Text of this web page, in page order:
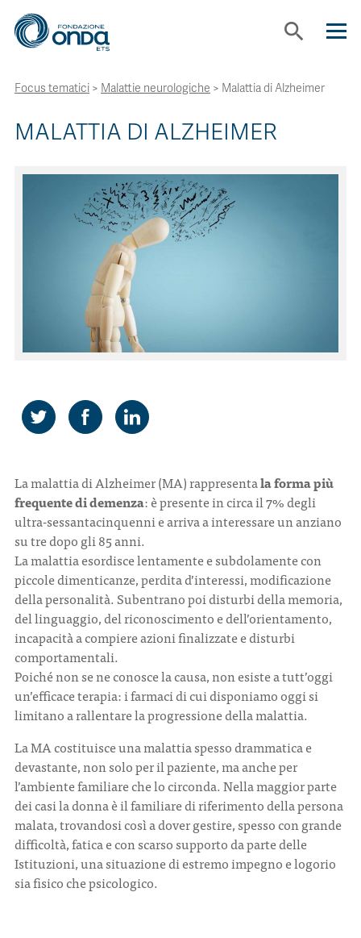
search
CHI SIAMO
NEWS
CONTATTI
ITA ENG
Focus tematici > Malattie neurologiche > Malattia di Alzheimer
MALATTIA DI ALZHEIMER
La malattia di Alzheimer (MA) rappresentala forma più
frequente di demenza: è presente in circa il 7% degli
ultra-sessantacinquenni e arriva a interessare un anziano
su tre dopo gli 85 anni.
La malattia esordisce lentamente e subdolamente con
piccole dimenticanze, perdita d’interessi, modificazione
della personalità. Subentrano poi disturbi della memoria,
del linguaggio, del riconoscimento e dell’orientamento,
incapacità a compiere azioni finalizzate e disturbi
comportamentali.
Poiché non se ne conosce la causa, non esiste a tutt’oggi
un’efficace terapia: i farmaci di cui disponiamo oggi si
limitano a rallentare la progressione della malattia.
La MA costituisce una malattia spesso drammatica e
devastante, non solo per il paziente, ma anche per
l’ambiente familiare che lo circonda. Nella maggior parte
dei casi la donna è il familiare di riferimento della persona
malata, trovandosi così a dover gestire, spesso con grande
difficoltà, fatica e con scarso supporto da parte delle
Istituzioni, una situazione di estremo impegno e logorio
sia fisico che psicologico.